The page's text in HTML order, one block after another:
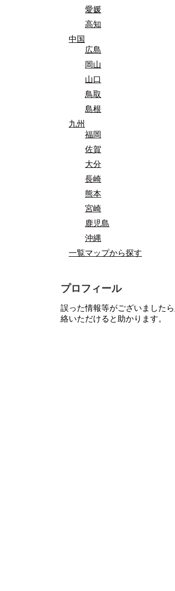
愛媛
高知
中国
広島
岡山
山口
鳥取
島根
九州
福岡
佐賀
大分
長崎
熊本
宮崎
鹿児島
沖縄
一覧マップから探す
プロフィール
誤った情報等がございましたら
絡いただけると助かります。